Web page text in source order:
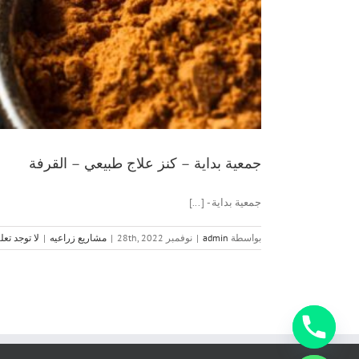
جمعية بداية – كنز علاج طبيعي – القرفة
جمعية بداية - [...]
بواسطة admin
| نوفمبر 28th, 2022 | مشاريع زراعيه | لا توجد